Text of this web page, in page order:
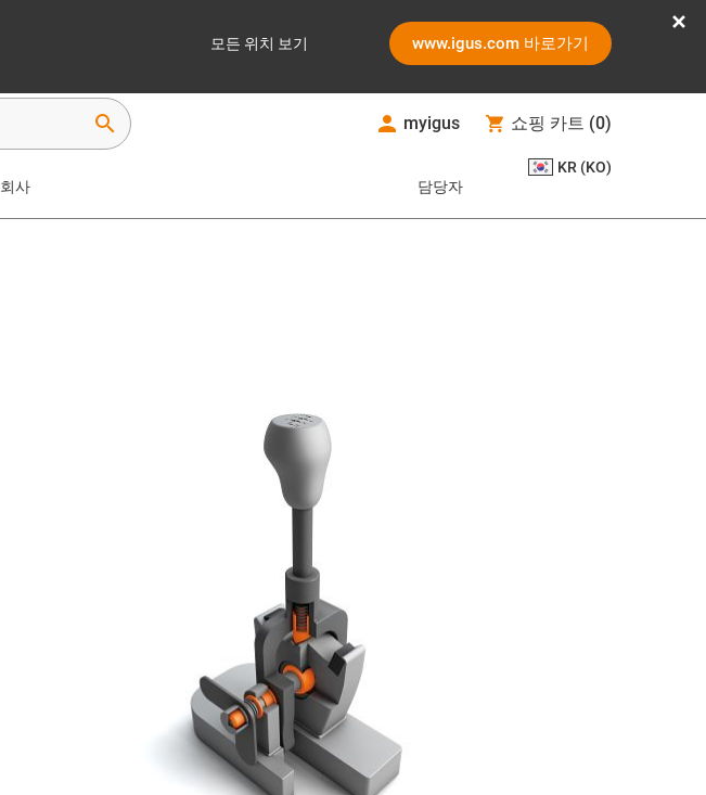
모든 위치 보기 www.igus.com 바로가기
search myigus 쇼핑 카트 (0)
회사 담당자
KR (KO)